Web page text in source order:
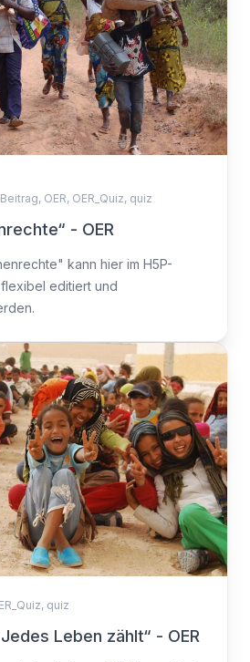
, OER, OER_Quiz, quiz
- OER
kann hier im H5P-
editiert und
, quiz
Leben zählt“ - OER